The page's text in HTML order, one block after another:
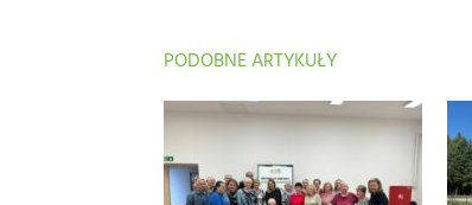
PODOBNE ARTYKUŁY